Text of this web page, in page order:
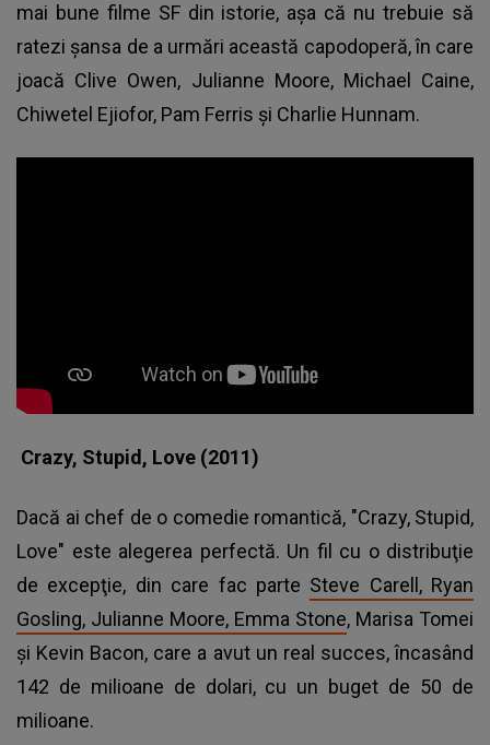
mai bune filme SF din istorie, aşa că nu trebuie să
ratezi şansa de a urmări această capodoperă, în care
joacă Clive Owen, Julianne Moore, Michael Caine,
Chiwetel Ejiofor, Pam Ferris şi Charlie Hunnam.
Crazy, Stupid, Love (2011)
Dacă ai chef de o comedie romantică, "Crazy, Stupid,
Love" este alegerea perfectă. Un fil cu o distribuţie
de excepţie, din care fac parte Steve Carell, Ryan
Gosling, Julianne Moore, Emma Stone, Marisa Tomei
şi Kevin Bacon, care a avut un real succes, încasând
142 de milioane de dolari, cu un buget de 50 de
milioane.